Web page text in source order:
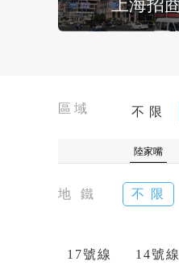
上海招
區域 不 限
陸家嘴
地 鐵 不 限
17號線 14號線